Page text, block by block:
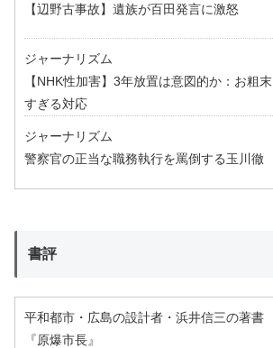
【辺野古事故】遺族が百田発言に激怒
ジャーナリズム
【NHK性加害】3年放置は意図的か：お粗末
すぎる対応
ジャーナリズム
警察官の正当な職務執行を罵倒する玉川徹
書評
平和都市・広島の設計者・浜井信三の著書
『原爆市長』